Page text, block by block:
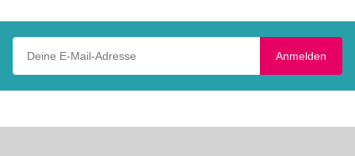
Anmelden